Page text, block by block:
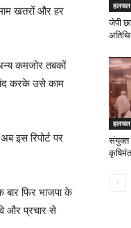
खतरों और हर
कमजोर तबकों
बंद करके उसे काम
इस रिपोर्ट पर
बार फिर भाजपा के
और प्रचार से
हलचल
जेपी
हलचल
संयुक्त